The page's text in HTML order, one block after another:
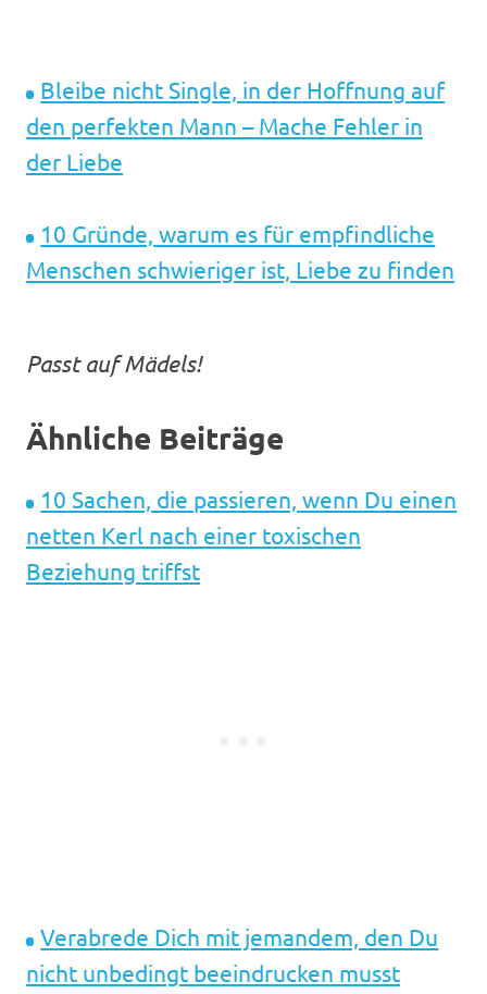
Bleibe nicht Single, in der Hoffnung auf
den perfekten Mann – Mache Fehler in
der Liebe
10 Gründe, warum es für empfindliche
Menschen schwieriger ist, Liebe zu finden
Passt auf Mädels!
Ähnliche Beiträge
10 Sachen, die passieren, wenn Du einen
netten Kerl nach einer toxischen
Beziehung triffst
Verabrede Dich mit jemandem, den Du
nicht unbedingt beeindrucken musst